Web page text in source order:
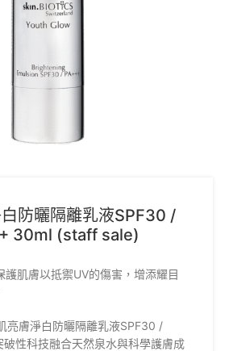
防曬隔離乳液SPF30 /
30ml (staff sale)
護肌膚以抵禦UV的傷害，增添耀目
亮膚淨白防曬隔離乳液SPF30 /
性科技融合天然泉水與科學護膚成